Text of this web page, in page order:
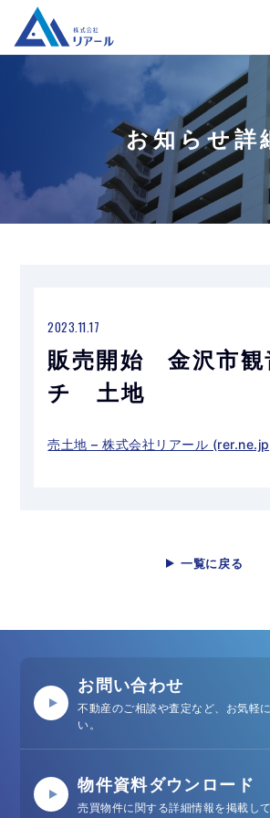
お知らせ詳
2023.11.17
販売開始 金沢市観
チ 土地
売土地 – 株式会社リアール
一覧に戻る
お問い合わせ
不動産のご相談や査定など、お気軽
い。
物件資料ダウンロード
売買物件に関する詳細情報を掲載して